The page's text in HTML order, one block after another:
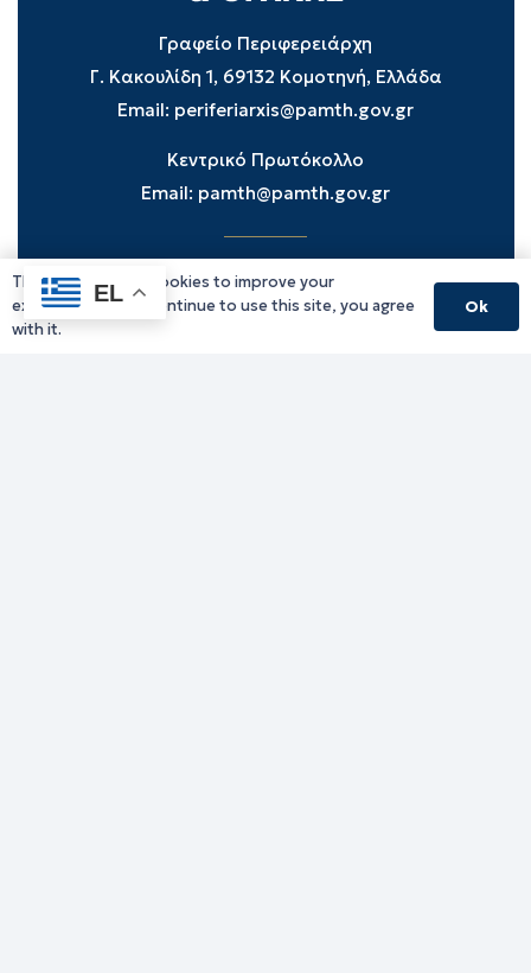
Γραφείο Περιφερειάρχη
Γ. Κακουλίδη 1, 69132 Κομοτηνή, Ελλάδα
Email: periferiarxis@pamth.gov.gr
Κεντρικό Πρωτόκολλο
Email: pamth@pamth.gov.gr
Υπηρεσίες Δράμας
Υπηρεσίες Καβάλας
EL
This website uses cookies to improve your
experience. If you continue to use this site, you agree
with it.
Ok